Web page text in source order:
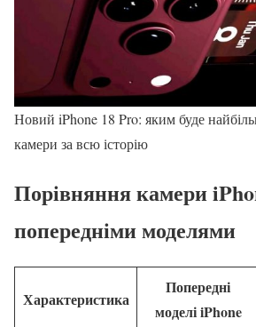
Новий iPhone 18 Pro: яким буде
камери за всю історію
Порівняння камери
попередніми моделями
Характеристика
Попередні
моделі iPhone